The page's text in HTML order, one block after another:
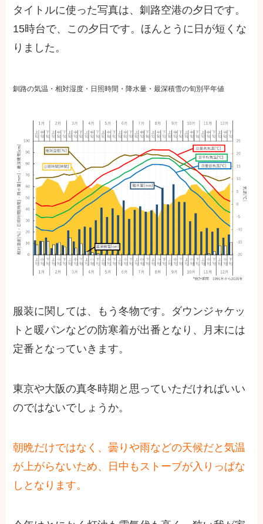
タイトルに使った写真は、釧路空港の夕日です。
15時台で、この夕日です。ほんとうに日が短くな
りました。
釧路の気温・相対湿度・日照時間・降水量・最深積雪の旬別平年値
服装に関しては、もう冬物です。ダウンジャケッ
トと暖パンなどの防寒着が出番となり、月末には
定番となっていきます。
東京や大阪の真冬時期と思っていただければいい
のではないでしょうか。
朝晩だけではなく、曇りや雨などの天候だと気温
が上がらないため、日中もストーブが入りっぱな
しとなります。